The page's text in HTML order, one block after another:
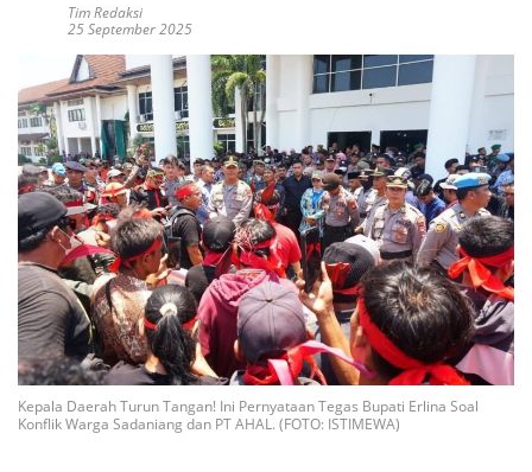
Tim Redaksi
25 September 2025
Kepala Daerah Turun Tangan! Ini Pernyataan Tegas Bupati Erlina Soal
Konflik Warga Sadaniang dan PT AHAL. (FOTO: ISTIMEWA)